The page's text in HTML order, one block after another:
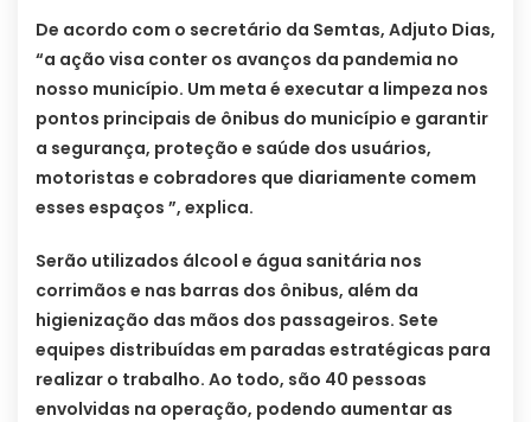
De acordo com o secretário da Semtas, Adjuto Dias,
“a ação visa conter os avanços da pandemia no
nosso município. Um meta é executar a limpeza nos
pontos principais de ônibus do município e garantir
a segurança, proteção e saúde dos usuários,
motoristas e cobradores que diariamente comem
esses espaços ”, explica.
Serão utilizados álcool e água sanitária nos
corrimãos e nas barras dos ônibus, além da
higienização das mãos dos passageiros. Sete
equipes distribuídas em paradas estratégicas para
realizar o trabalho. Ao todo, são 40 pessoas
envolvidas na operação, podendo aumentar as